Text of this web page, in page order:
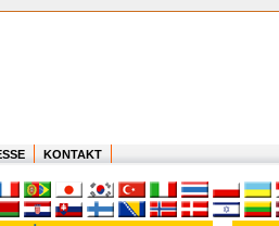
KONTAKT